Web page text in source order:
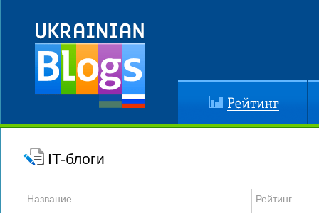
Рейтинг
IT-блоги
Название
Рейтинг